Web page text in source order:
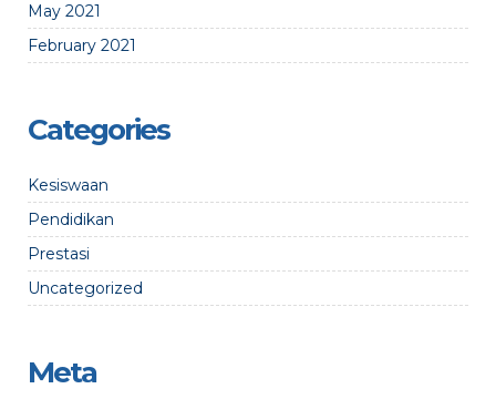
May 2021
February 2021
Categories
Kesiswaan
Pendidikan
Prestasi
Uncategorized
Meta